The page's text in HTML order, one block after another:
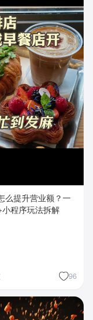
么提升营业额？一
程序玩法拆解
96